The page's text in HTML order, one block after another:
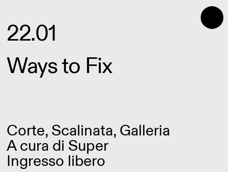
⬤
22.01
Ways to Fix
Corte, Scalinata, Galleria
A cura di Super
Ingresso libero